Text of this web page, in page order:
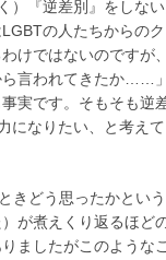
）『逆差別』をしな
の人たちからの
けではないのですが
ら言われてきたか……
実です。そもそも逆
になりたい、と考え
きどう思ったかとい
が煮えくり返るほど
ましたがこのような